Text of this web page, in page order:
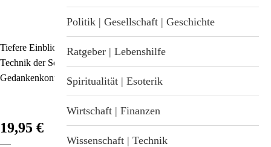
Tiefere Einblicke in die Arbeit der Weißen Bruderschaft und die
Technik der Selbstbefreiung. Ein Handbuch über die Macht der
Gedankenkontrolle und den Schutz durch das Licht.
19,95 €
Stichwortverzeichnis
Aktuell
Abonnement
Geschenkideen
Immunsystemstärkung
St. Helia-Produkte
Spezial-Angebote
Politik | Gesellschaft | Geschichte
Ratgeber | Lebenshilfe
Spiritualität | Esoterik
Wirtschaft | Finanzen
Wissenschaft | Technik